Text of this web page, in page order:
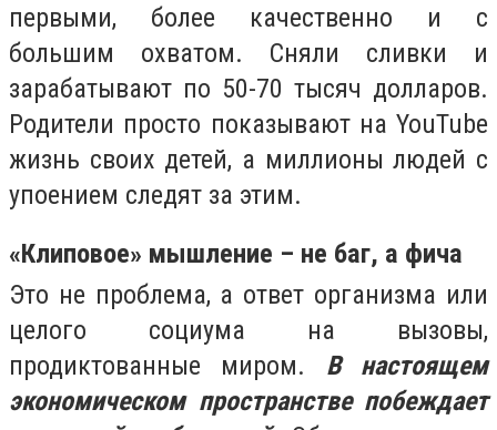
первыми, более качественно и c
большим охватом. Сняли сливки и
зарабатывают по 50-70 тысяч долларов.
Родители просто показывают на YouTube
жизнь своих детей, а миллионы людей с
упоением следят за этим.
«Клиповое» мышление – не баг, а фича
Это не проблема, а ответ организма или
целого социума на вызовы,
продиктованные миром. В настоящем
экономическом пространстве побеждает